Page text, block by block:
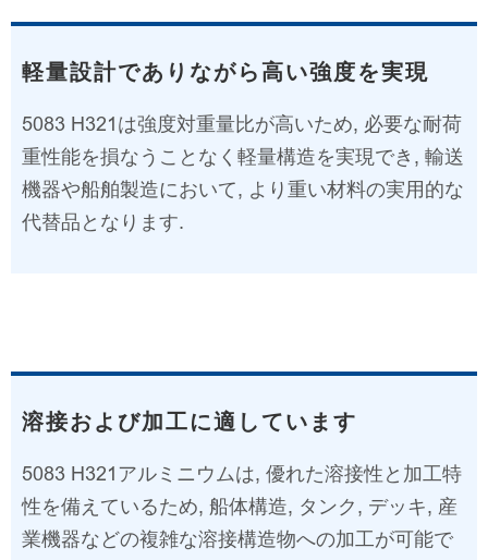
軽量設計でありながら高い強度を実現
5083 H321は強度対重量比が高いため, 必要な耐荷
重性能を損なうことなく軽量構造を実現でき, 輸送
機器や船舶製造において, より重い材料の実用的な
代替品となります.
溶接および加工に適しています
5083 H321アルミニウムは, 優れた溶接性と加工特
性を備えているため, 船体構造, タンク, デッキ, 産
業機器などの複雑な溶接構造物への加工が可能で